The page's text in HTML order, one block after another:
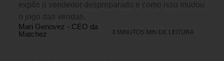
expôs o vendedor despreparado e como isso mudou
o jogo das vendas.
Mari Genovez - CEO da
Matchez
3 MINUTOS MIN DE LEITURA